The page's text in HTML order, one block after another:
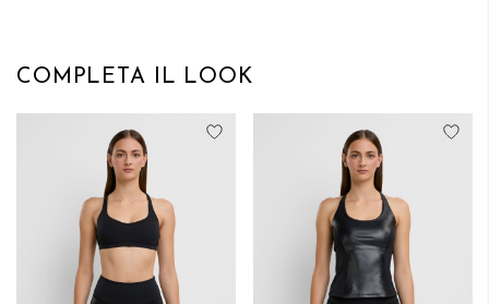
COMPLETA IL LOOK
Aggiungi alla lista desideri